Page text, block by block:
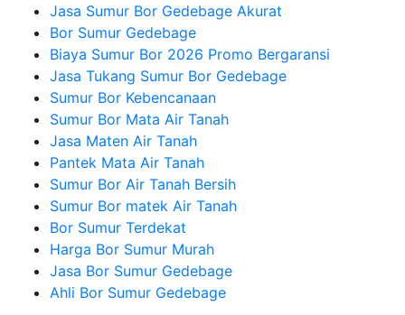
Jasa Sumur Bor Gedebage Akurat
Bor Sumur Gedebage
Biaya Sumur Bor 2026 Promo Bergaransi
Jasa Tukang Sumur Bor Gedebage
Sumur Bor Kebencanaan
Sumur Bor Mata Air Tanah
Jasa Maten Air Tanah
Pantek Mata Air Tanah
Sumur Bor Air Tanah Bersih
Sumur Bor matek Air Tanah
Bor Sumur Terdekat
Harga Bor Sumur Murah
Jasa Bor Sumur Gedebage
Ahli Bor Sumur Gedebage